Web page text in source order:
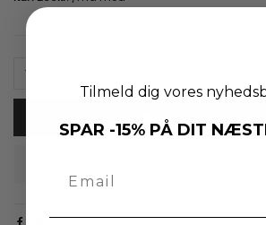
Læg i indkøbskurv
Tilmeld dig vores
SPAR -15% PÅ DIT